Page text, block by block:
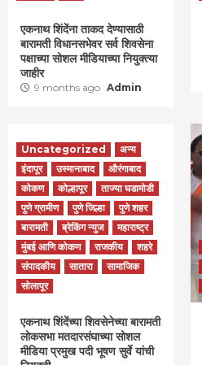
एकनाथ शिंदेंना ताकद देण्यासाठी
बारामती विधानसभेवर सर्व शिवसेना
पक्षाच्या सोशल मीडियाच्या नियुक्त्या
जाहीर
9 months ago Admin
Uncategorized
अन्य
इंदापूर
उस्मानाबाद
औरंगाबाद
कोकण
कोल्हापूर
ताज्या घडामोडी
पुणे ग्रामीण
पुणे जिल्हा
पुणे शहर
बारामती
ब्रेकिंग न्युज
महाराष्ट्र
मुंबई आणि कोकण
राजकीय
शहरे
संपादकीय
सातारा
सामाजिक
सोलापूर
एकनाथ शिंदेंच्या शिवसेनेच्या बारामती
लोकसभा मतदारसंघाच्या सोशल
मीडिया प्रमुख पदी भूषण सुर्वे यांची